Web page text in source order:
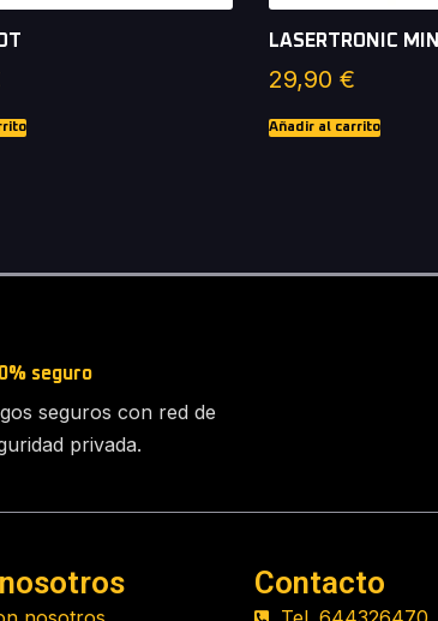
LASERTRONIC MINI
29,90 €
Añadir al carrito
seguro
seguros con red de
privada.
Contacto